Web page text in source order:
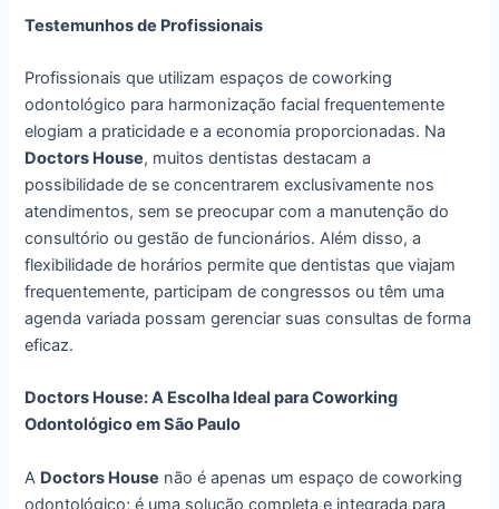
Testemunhos de Profissionais
Profissionais que utilizam espaços de coworking
odontológico para harmonização facial frequentemente
elogiam a praticidade e a economia proporcionadas. Na
Doctors House, muitos dentistas destacam a
possibilidade de se concentrarem exclusivamente nos
atendimentos, sem se preocupar com a manutenção do
consultório ou gestão de funcionários. Além disso, a
flexibilidade de horários permite que dentistas que viajam
frequentemente, participam de congressos ou têm uma
agenda variada possam gerenciar suas consultas de forma
eficaz.
Doctors House: A Escolha Ideal para Coworking
Odontológico em São Paulo
A Doctors House não é apenas um espaço de coworking
odontológico; é uma solução completa e integrada para